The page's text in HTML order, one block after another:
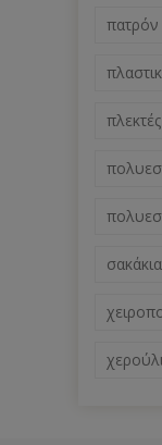
σακάκια